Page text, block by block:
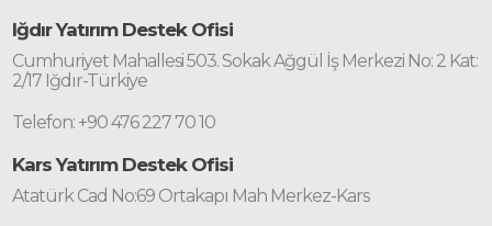
Iğdır Yatırım Destek Ofisi
Cumhuriyet Mahallesi 503. Sokak Ağgül İş Merkezi No: 2 Kat:
2/17 Iğdır-Türkiye
Telefon: +90 476 227 70 10
Kars Yatırım Destek Ofisi
Atatürk Cad No:69 Ortakapı Mah Merkez-Kars